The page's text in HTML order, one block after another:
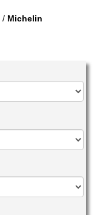
/ Michelin